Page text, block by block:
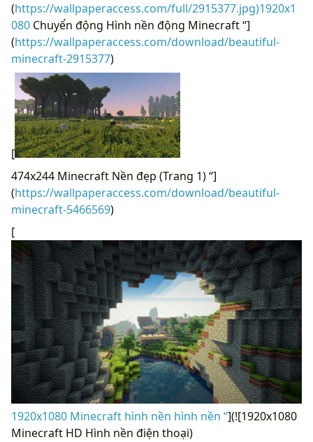
(https://wallpaperaccess.com/full/2915377.jpg)1920x1
080 Chuyển động Hình nền động Minecraft “]
(https://wallpaperaccess.com/download/beautiful-
minecraft-2915377)
[
474x244 Minecraft Nền đẹp (Trang 1) “]
(https://wallpaperaccess.com/download/beautiful-
minecraft-5466569)
[
1920x1080 Minecraft hình nền hình nền “](![1920x1080
Minecraft HD Hình nền điện thoại)